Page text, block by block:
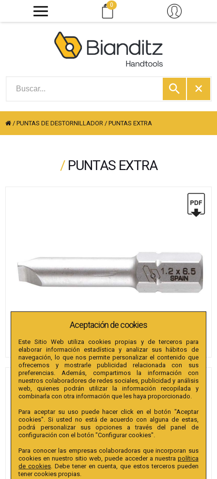
0
/PUNTAS DE DESTORNILLADOR /PUNTAS EXTRA
/ PUNTAS EXTRA
PUNTAS BIANDITZ RECTA 8 X
1.2 X 25MM 1/4" EXTRA 50U.
Referencia:238078
Colección:Punta Recta 25mm 1/4" Extra.
EAN13:
Aceptación de cookies
Este Sitio Web utiliza cookies propias y de terceros para
elaborar información estadística y analizar sus hábitos de
navegación, lo que nos permite personalizar el contenido que
ofrecemos y mostrarle publicidad relacionada con sus
preferencias. Además, compartimos la información con
nuestros colaboradores de redes sociales, publicidad y análisis
web, quienes podrán utilizar la información recopilada y
combinarla con otra información que les haya proporcionado.
Para aceptar su uso puede hacer click en el botón "Aceptar
cookies". Si usted no está de acuerdo con alguna de estas,
podrá personalizar sus opciones a través del panel de
configuración con el botón "Configurar cookies".
Para conocer las empresas colaboradoras que incorporan sus
cookies en nuestro sitio web, puede acceder a nuestra política
de cookies . Debe tener en cuenta, que estos terceros pueden
tener cookies propias.